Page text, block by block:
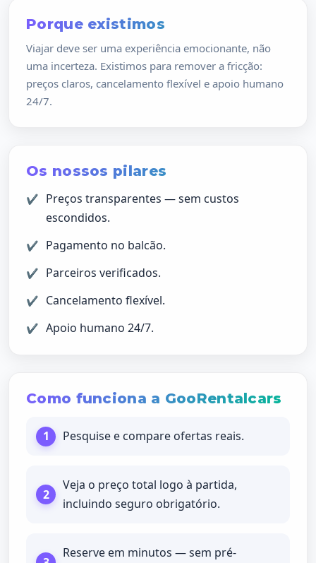
Porque existimos
Viajar deve ser uma experiência emocionante, não
uma incerteza. Existimos para remover a fricção:
preços claros, cancelamento flexível e apoio humano
24/7.
Os nossos pilares
Preços transparentes — sem custos
escondidos.
Pagamento no balcão.
Parceiros verificados.
Cancelamento flexível.
Apoio humano 24/7.
Como funciona a GooRentalcars
Pesquise e compare ofertas reais.
Veja o preço total logo à partida,
incluindo seguro obrigatório.
Reserve em minutos — sem pré-